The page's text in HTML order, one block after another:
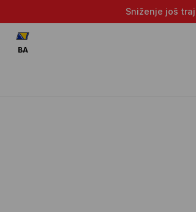
Sniženje još
BA